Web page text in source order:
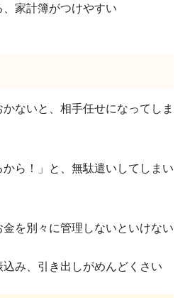
、家計簿がつけやすい
かないと、相手任せになってしま
から！」と、無駄遣いしてしまい
金を別々に管理しないといけない
込み、引き出しがめんどくさい